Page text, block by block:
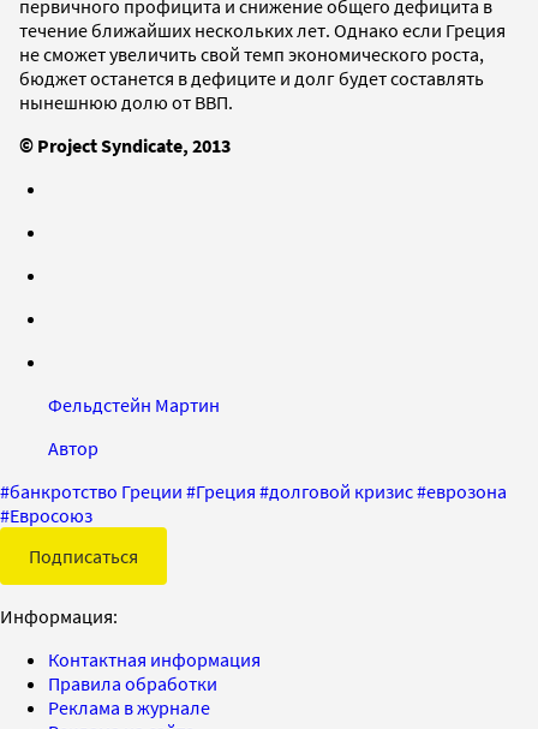
первичного профицита и снижение общего дефицита в
течение ближайших нескольких лет. Однако если Греция
не сможет увеличить свой темп экономического роста,
бюджет останется в дефиците и долг будет составлять
нынешнюю долю от ВВП.
© Project Syndicate, 2013
Фельдстейн Мартин
Автор
#банкротство Греции #Греция #долговой кризис#еврозона
#Евросоюз
Подписаться
Информация:
Контактная информация
Правила обработки
Реклама в журнале